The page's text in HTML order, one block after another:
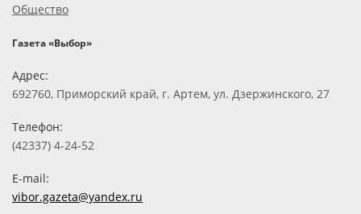
Общество
Газета «Выбор»
Адрес:
692760, Приморский край, г. Артем, ул. Дзержинского, 27
Телефон:
(42337) 4-24-52
E-mail:
vibor.gazeta@yandex.ru